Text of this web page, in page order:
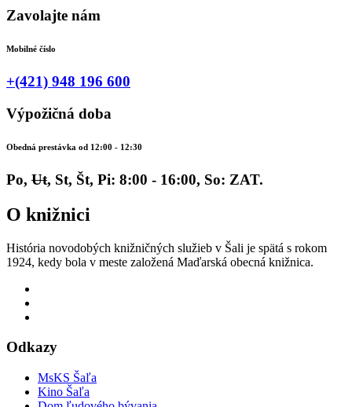
Zavolajte nám
Mobilné číslo
+(421) 948 196 600
Výpožičná doba
Obedná prestávka od 12:00 - 12:30
Po, Ut, St, Št, Pi: 8:00 - 16:00, So: ZAT.
O knižnici
História novodobých knižničných služieb v Šali je spätá s rokom
1924, kedy bola v meste založená Maďarská obecná knižnica.
Odkazy
MsKS Šaľa
Kino Šaľa